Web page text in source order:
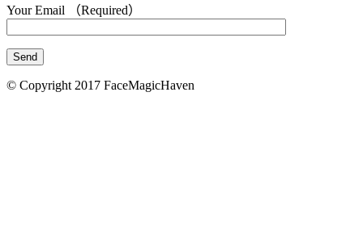
Your Email （Required）
© Copyright 2017 FaceMagicHaven